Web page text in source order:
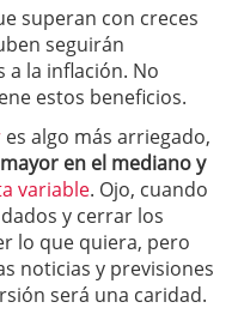
superan con creces
seguirán
la inflación. No
estos beneficios.
es algo más arriegado,
en el mediano y
variable. Ojo, cuando
y cerrar los
lo que quiera, pero
noticias y previsiones
será una caridad.